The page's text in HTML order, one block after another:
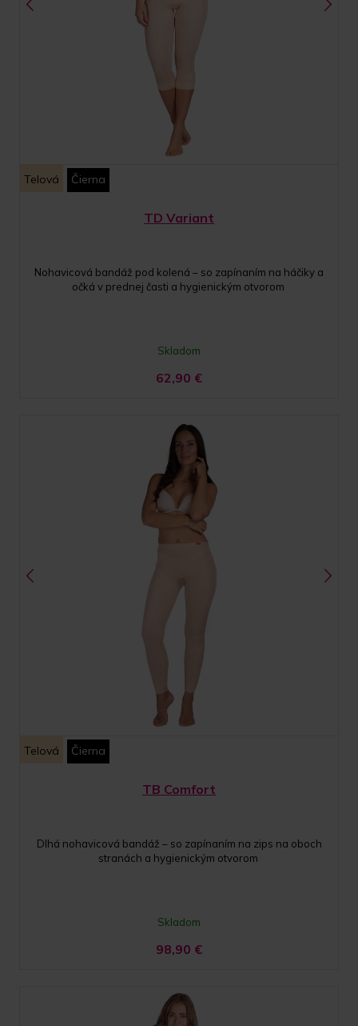
Telová Čierna
TD Variant
Nohavicová bandáž pod kolená – so zapínaním na háčiky a
očká v prednej časti a hygienickým otvorom
Skladom
62,90 €
Telová Čierna
TB Comfort
Dlhá nohavicová bandáž – so zapínaním na zips na oboch
stranách a hygienickým otvorom
Skladom
98,90 €